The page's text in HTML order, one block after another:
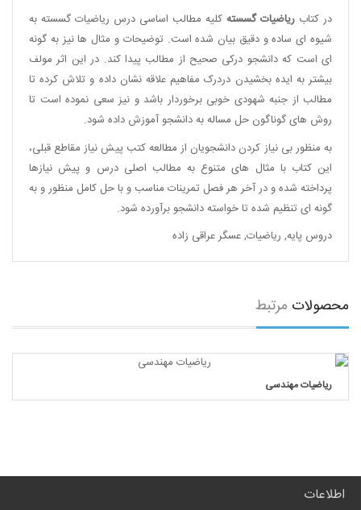
در کتاب ریاضیات گسسته کلیه مطالب اساسی درس ریاضیات گسسته به
شیوه ای ساده و دقیق بیان شده است. توضیحات و مثال ها نیز به گونه
ای است که دانشجو درکی صحیح از مطالب پیدا کند. در این اثر مولف
بیشتر به ایده بخشیدن دردرک مفاهیم علاقه نشان داده و تلاش کرده تا
مطالب از جنبه شهودی خوبی برخوردار باشد و نیز سعی نموده است تا
روش های گوناگون حل مساله به دانشجو آموزش داده شود.
به منظور بی نیاز کردن دانشجویان از مطالعه کتب پیش نیاز مقاطع قبلی،
این کتاب با مثال های متنوع به مطالب اصلی درس و پیش نیازها
پرداخته شده و در آخر هر فصل تمرینات مناسب و با حل کامل منظور و به
گونه ای تنظیم شده تا خواسته دانشجو برآورده شود.
دروس پایه, ریاضیات,عسگر عراقی زاده
محصولات مرتبط
ریاضیات مهندسی
اطلاعات